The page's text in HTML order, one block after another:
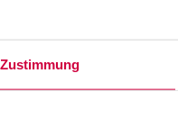
Zustimmung